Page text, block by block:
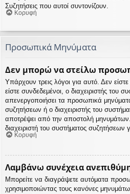
Συζητήσεις που αυτοί συντονίζουν.
Κορυφή
Προσωπικά Μηνύματα
Δεν μπορώ να στείλω
Υπάρχουν τρεις λόγοι για αυτό. Δεν
είστε συνδεδεμένοι, ο διαχειριστής του
απενεργοποιήσει τα προσωπικά
συζητήσεων ή ο διαχειριστής του
αποτρέψει από την αποστολή
διαχειριστή του συστήματος συζητήσεων
Κορυφή
Λαμβάνω συνέχεια
Μπορείτε να διαγράψετε αυτόματα
χρησιμοποιώντας τους κανόνες